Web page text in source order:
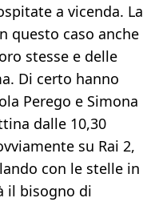
a vicenda. La
questo caso anche
stesse e delle
Di certo hanno
Perego e Simona
dalle 10,30
su Rai 2,
con le stelle in
il bisogno di